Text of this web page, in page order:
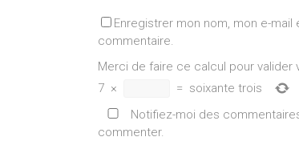
Enregistrer mon nom, mon e-
commentaire.
Merci de faire ce calcul pour valider
7 × = soixante trois
Notifiez-moi des
commenter.